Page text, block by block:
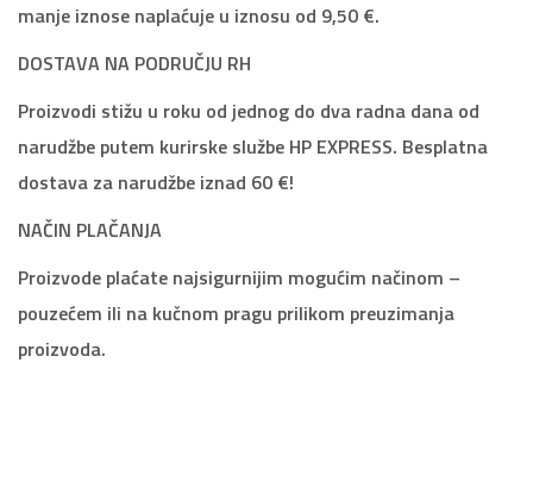
manje iznose naplaćuje u iznosu od 9,50 €.
DOSTAVA NA PODRUČJU RH
Proizvodi stižu u roku od jednog do dva radna dana od
narudžbe putem kurirske službe HP EXPRESS. Besplatna
dostava za narudžbe iznad 60 €!
NAČIN PLAČANJA
Proizvode plaćate najsigurnijim mogućim načinom –
pouzećem ili na kučnom pragu prilikom preuzimanja
proizvoda.